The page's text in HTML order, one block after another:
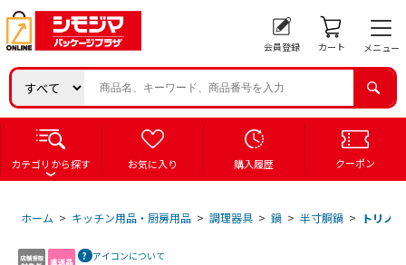
会員登録 カート メニュー
カテゴリから探す お気に入り 購入履歴 クーポン
ホーム > キッチン用品・厨房用品 > 調理器具 > 鍋 > 半寸胴鍋 > トリノ
アイコンについて